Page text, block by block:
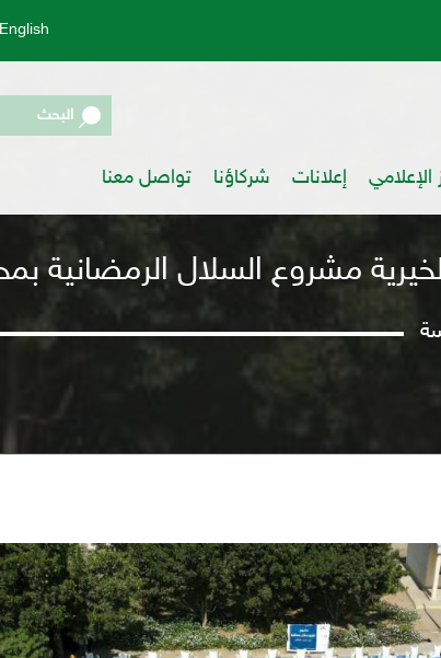
English
البحث
الإعلامي إعلانات شركاؤنا تواصل معنا
مشروع السلال الرمضانية